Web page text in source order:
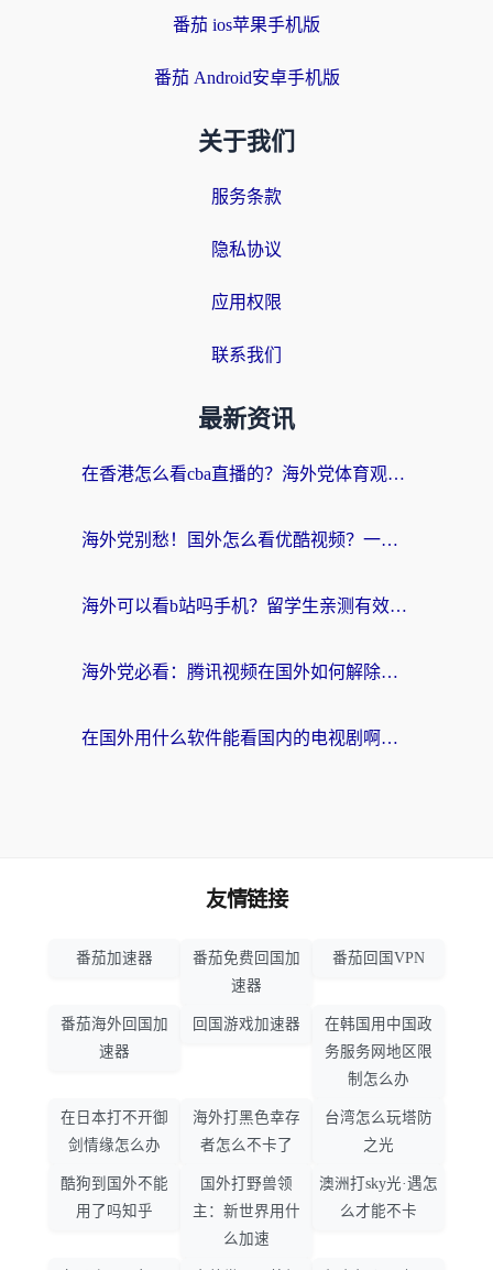
番茄 ios苹果手机版
番茄 Android安卓手机版
关于我们
服务条款
隐私协议
应用权限
联系我们
最新资讯
在香港怎么看cba直播的？海外党体育观赛终极指南：告别版权限制，畅享中文解说
海外党别愁！国外怎么看优酷视频？一招解决追剧、看直播难题
海外可以看b站吗手机？留学生亲测有效的回国加速指南
海外党必看：腾讯视频在国外如何解除地域限制？附优酷咪咕使用指南
在国外用什么软件能看国内的电视剧啊？留学生亲测有效的回国加速方案
友情链接
番茄加速器
番茄免费回国加
速器
番茄回国VPN
番茄海外回国加
速器
回国游戏加速器
在韩国用中国政
务服务网地区限
制怎么办
在日本打不开御
剑情缘怎么办
海外打黑色幸存
者怎么不卡了
台湾怎么玩塔防
之光
酷狗到国外不能
用了吗知乎
国外打野兽领
主：新世界用什
么加速
澳洲打sky光·遇怎
么才能不卡